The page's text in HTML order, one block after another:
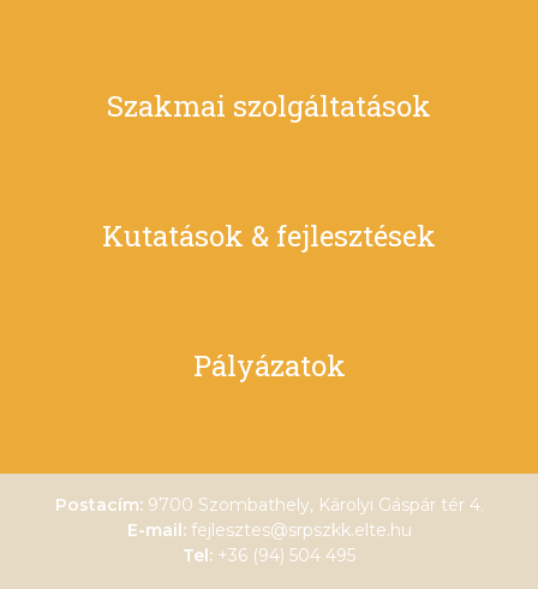
Szakmai szolgáltatások
Kutatások & fejlesztések
Pályázatok
Postacím: 9700 Szombathely, Károlyi Gáspár tér 4.
E-mail: fejlesztes@srpszkk.elte.hu
Tel: +36 (94) 504 495